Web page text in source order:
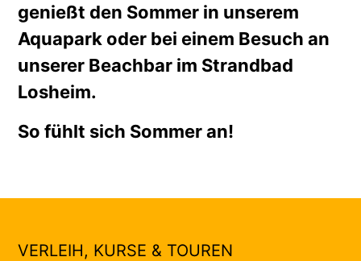
genießt den Sommer in unserem
Aquapark oder bei einem Besuch an
unserer Beachbar im Strandbad
Losheim.
So fühlt sich Sommer an!
VERLEIH, KURSE & TOUREN